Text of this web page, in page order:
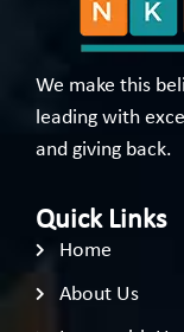
We make this
leading with
and giving back.
Quick Links
Home
About Us